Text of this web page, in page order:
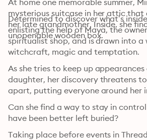
At home one memorable summer,
mysterious suitcase in her attic that
her late grandmother. Inside, she
unopenable wooden box.
Determined to discover what’s
enlisting the help of Maya, the
spiritualist shop, and is drawn into a
witchcraft, magic and temptation.
As she tries to keep up
daughter, her discovery threatens
apart, putting everyone around her
Can she find a way to stay in
have been better left buried?
Taking place before events in